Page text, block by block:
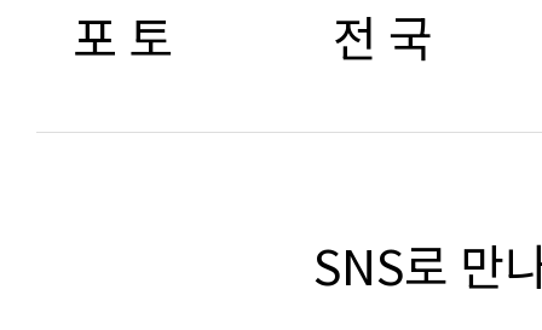
포 토
전 국
SNS로 만